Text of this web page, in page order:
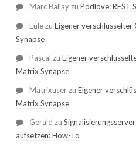
Marc Ballayzu Podlove: REST
Eulezu Eigener
Synapse
Pascal zu Eigener
Matrix Synapse
Matrixuserzu Eigener
Matrix Synapse
Gerald zu
aufsetzen: How-To